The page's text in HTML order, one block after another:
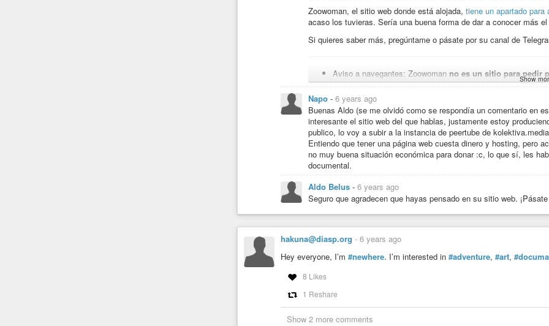
PANDAMNED [documentary]
2020 / 2022 - For the past two years, the world population has been
been established, civil liberties have been dismantled, surveillance prog
Zoowoman, el sitio web donde está alojada, tiene un apartado para
acaso los tuvieras. Sería una buena forma de dar a conocer más
Si quieres saber más, pregúntame o pásate por su canal de
Aviso a navegantes: Zoowoman no es un sitio para pedir
tener unavideotecallena de películas alucinantes. El
pedir colaboración, información o ayuda, pero no vayas y
dar nada a cambio porque te enviarán a tomar por culo, con
Lo explico un poco más: no reciben dinero por su labor y, sobre
va en comprar equipos mejores, más servidores y cosas así.
Show
Napo - 6 years ago
Buenas Aldo (se me olvidó como se respondía un comentario en
interesante el sitio web del que hablas, justamente estoy
publico, lo voy a subir a la instancia de peertube de
Entiendo que tener una página web cuesta dinero y hosting, pero
no muy buena situación económica para donar :c, lo que sí, les
documental.
Aldo Belus - 6 years ago
Seguro que agradecen que hayas pensado en su sitio web.
hakuna@diasp.org - 6 years ago
Hey everyone, I’m #newhere. I’m interested in #adventure, #art,
8 Likes
1 Reshare
Show 2 more comments